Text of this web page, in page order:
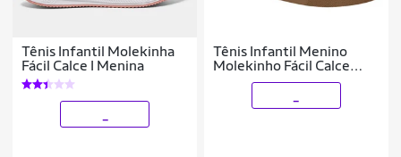
Tênis Infantil Molekinha
Fácil Calce I Menina
Tênis Infantil Menino
Molekinho Fácil Calce
Original